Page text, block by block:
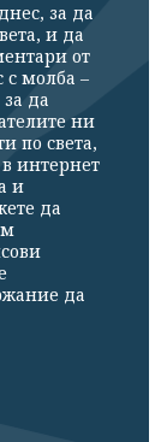
за да
и да
от
с молба –
да
ни
по света,
интернет
и
да
да